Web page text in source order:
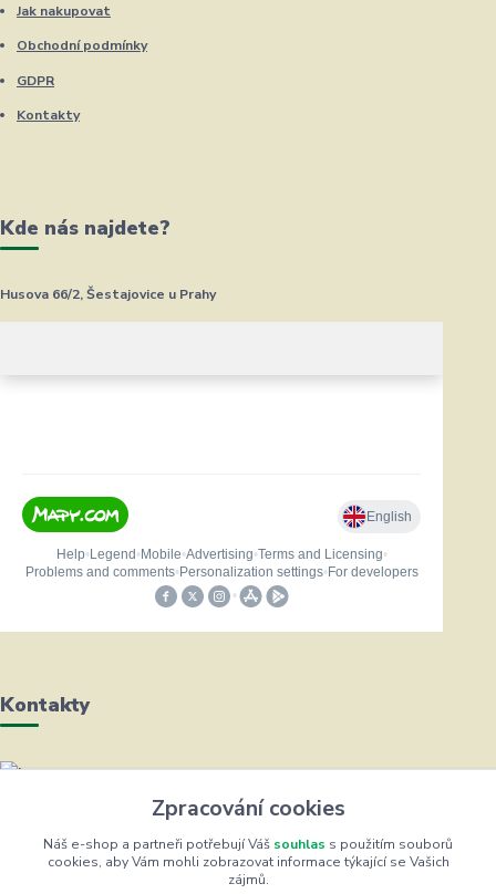
Jak nakupovat
Obchodní podmínky
GDPR
Kontakty
Kde nás najdete?
Husova 66/2, Šestajovice u Prahy
Kontakty
Helena Bayerová
+420 604 711 491
(Po-Čt, 8-16 hod.)
Zpracování cookies
Náš e-shop a partneři potřebují Váš souhlas s použitím souborů
cookies, aby Vám mohli zobrazovat informace týkající se Vašich
zájmů.